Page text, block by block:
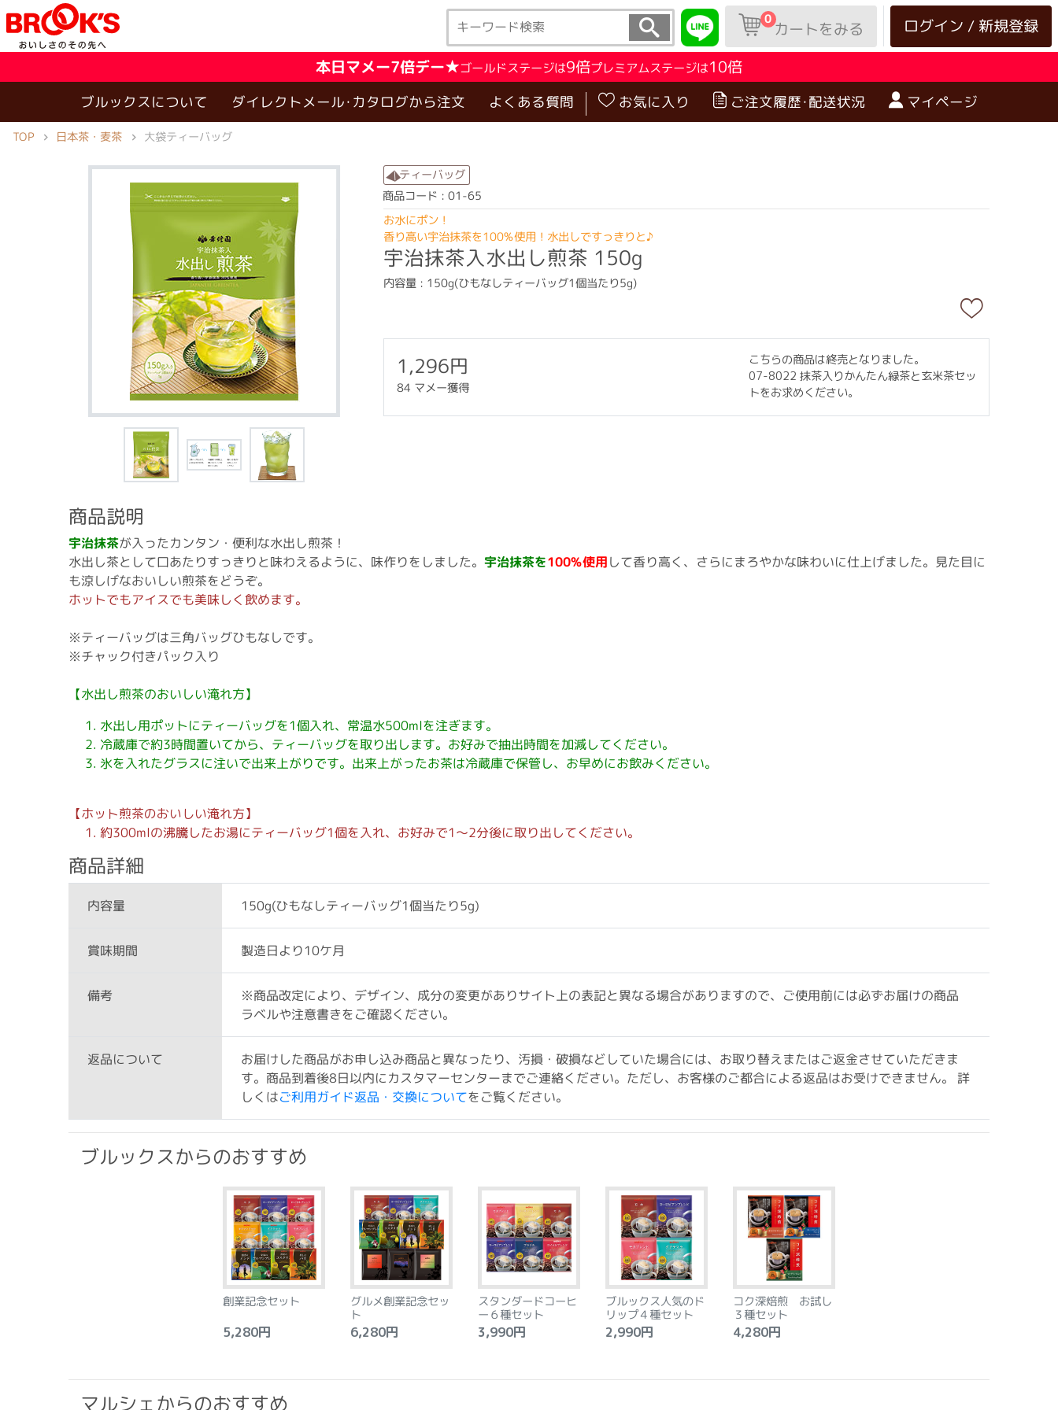
ログイン / 新規登録
0カートをみる
本日マメー7倍デー★ゴールドステージは9倍プレミアムステージは10倍
ブルックスについて ダイレクトメール･カタログから注文 よくある質問 お気に入り ご注文履歴･配送状況 マイページ
TOP 日本茶・麦茶 大袋ティーバッグ
ティーバッグ
商品コード : 01-65
お水にポン！
香り高い宇治抹茶を100%使用！水出しですっきりと♪
宇治抹茶入水出し煎茶 150g
内容量 : 150g(ひもなしティーバッグ1個当たり5g)
1,296円
84 マメー獲得
こちらの商品は終売となりました。
07-8022 抹茶入りかんたん緑茶と玄米茶セッ
トをお求めください。
商品説明
宇治抹茶が入ったカンタン・便利な水出し煎茶！
水出し茶として口あたりすっきりと味わえるように、味作りをしました。宇治抹茶を100%使用して香り高く、さらにまろやかな味わいに仕上げました。見た目に
も涼しげなおいしい煎茶をどうぞ。
ホットでもアイスでも美味しく飲めます。
※ティーバッグは三角バッグひもなしです。
※チャック付きパック入り
【水出し煎茶のおいしい淹れ方】
水出し用ポットにティーバッグを1個入れ、常温水500mlを注ぎます。
冷蔵庫で約3時間置いてから、ティーバッグを取り出します。お好みで抽出時間を加減してください。
氷を入れたグラスに注いで出来上がりです。出来上がったお茶は冷蔵庫で保管し、お早めにお飲みください。
【ホット煎茶のおいしい淹れ方】
約300mlの沸騰したお湯にティーバッグ1個を入れ、お好みで1～2分後に取り出してください。
商品詳細
内容量 150g(ひもなしティーバッグ1個当たり5g)
賞味期間 製造日より10ケ月
備考 ※商品改定により、デザイン、成分の変更がありサイト上の表記と異なる場合がありますので、ご使用前には必ずお届けの商品
ラベルや注意書きをご確認ください。
返品について お届けした商品がお申し込み商品と異なったり、汚損・破損などしていた場合には、お取り替えまたはご返金させていただきま
す。商品到着後8日以内にカスタマーセンターまでご連絡ください。ただし、お客様のご都合による返品はお受けできません。 詳
しくはご利用ガイド返品・交換についてをご覧ください。
ブルックスからのおすすめ
創業記念セット
5,280円
グルメ創業記念セッ
ト
6,280円
スタンダードコーヒ
ー６種セット
3,990円
ブルックス人気のド
リップ４種セット
2,990円
コク深焙煎 お試し
３種セット
4,280円
マルシェからのおすすめ